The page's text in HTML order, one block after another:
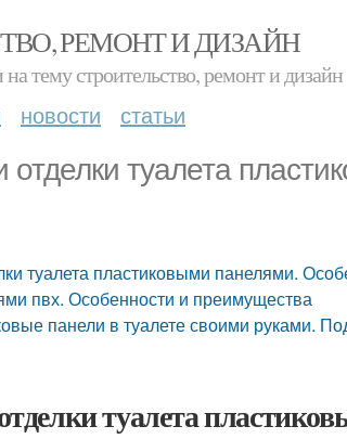
РЕМОНТ И ДИЗАЙН
тему строительство, ремонт и дизайн
новости статьи
туалета
туалета пластиковыми панелями.
пвх. Особенности и преимущества
панели в туалете своими руками.
туалета